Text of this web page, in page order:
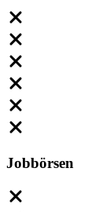
Jobbörsen